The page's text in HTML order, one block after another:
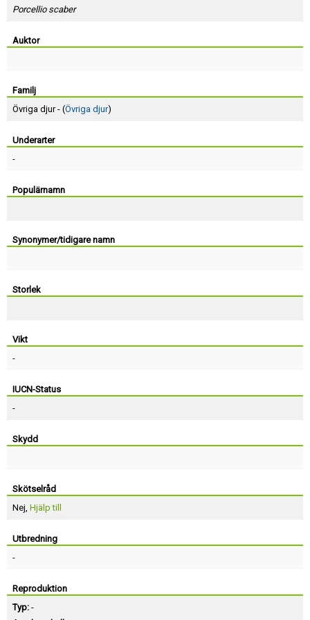
Porcellio scaber
Auktor
Familj
Övriga djur - (Övriga djur)
Underarter
-
Populärnamn
Synonymer/tidigare namn
Storlek
Vikt
-
IUCN-Status
-
Skydd
Skötselråd
Nej, Hjälp till
Utbredning
-
Reproduktion
Typ: -